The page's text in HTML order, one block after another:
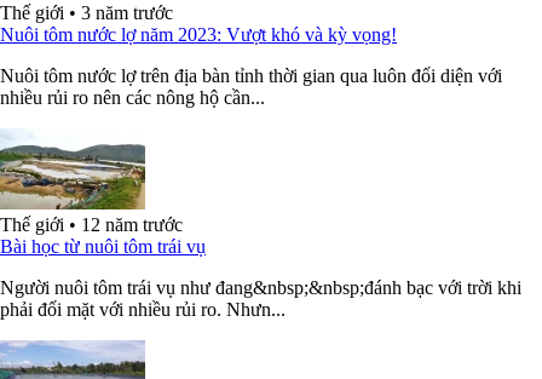
Thế giới • 3 năm trước
Nuôi tôm nước lợ năm 2023: Vượt khó và kỳ vọng!
Nuôi tôm nước lợ trên địa bàn tỉnh thời gian qua luôn đối diện với
nhiều rủi ro nên các nông hộ cần...
Thế giới • 12 năm trước
Bài học từ nuôi tôm trái vụ
Người nuôi tôm trái vụ như đang&nbsp;&nbsp;đánh bạc với trời khi
phải đối mặt với nhiều rủi ro. Nhưn...